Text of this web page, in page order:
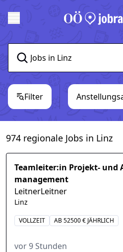
Filter
974 regionale Jobs in Linz
Teamleiter:in Projekt- und
management
LeitnerLeitner
Linz
VOLLZEIT AB 52500 € JÄHRLICH
vor 9 Stunden